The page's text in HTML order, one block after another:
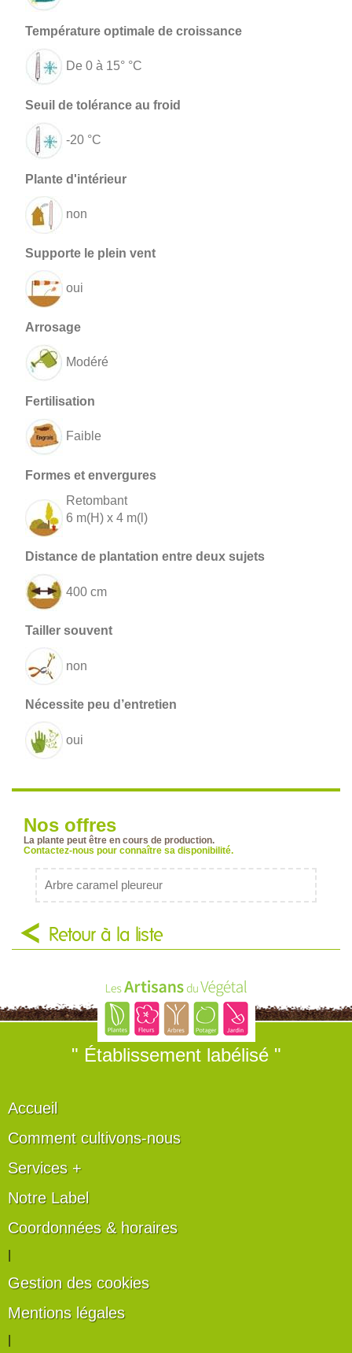
De 0 à 15° °C
-20 °C
non
oui
Modéré
Faible
Retombant
6 m(H) x 4 m(l)
400 cm
non
oui
Nos offres
La plante peut être en cours de production.
Contactez-nous pour connaître sa disponibilité.
Arbre caramel pleureur
Retour à la liste
" Établissement labélisé "
Accueil
Comment cultivons-nous
Services +
Notre Label
Coordonnées & horaires
Gestion des cookies
Mentions légales